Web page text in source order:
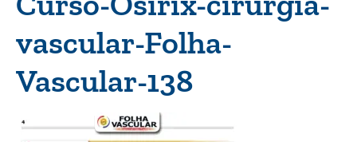
vascular-Folha-
Vascular-138